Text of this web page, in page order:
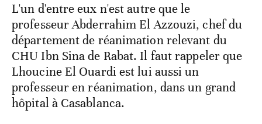
L'un d'entre eux n'est autre que le
professeur Abderrahim El Azzouzi, chef du
département de réanimation relevant du
CHU Ibn Sina de Rabat. Il faut rappeler que
Lhoucine El Ouardi est lui aussi un
professeur en réanimation, dans un grand
hôpital à Casablanca.